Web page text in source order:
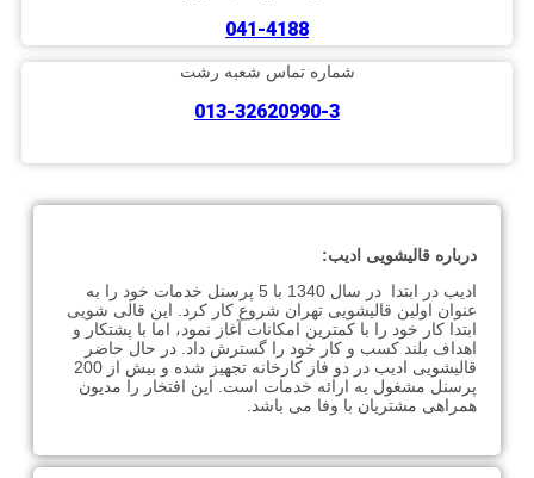
041-4188
شماره تماس شعبه رشت
013-32620990-3
درباره قالیشویی ادیب:
ادیب در ابتدا در سال 1340 با 5 پرسنل خدمات خود را به
عنوان اولین قالیشویی تهران شروع کار کرد. این قالی شویی
ابتدا کار خود را با کمترین امکانات آغاز نمود، اما با پشتکار و
اهداف بلند کسب و کار خود را گسترش داد. در حال حاضر
قالیشویی ادیب در دو فاز کارخانه تجهیز شده و بیش از 200
پرسنل مشغول به ارائه خدمات است. این افتخار را مدیون
همراهی مشتریان با وفا می باشد.